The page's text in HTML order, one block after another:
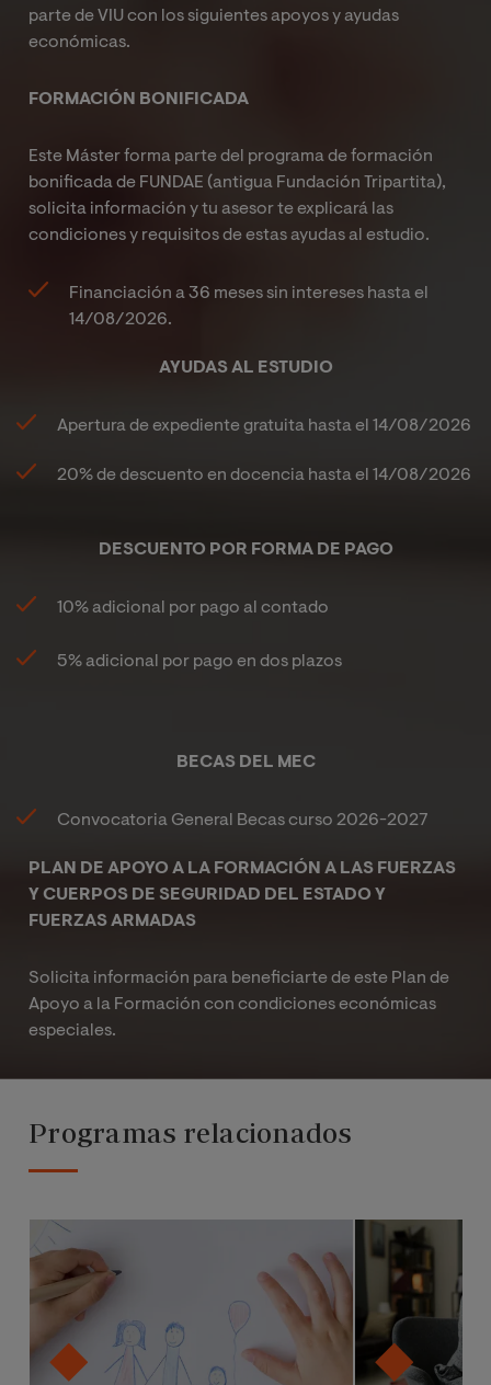
parte de VIU con los siguientes apoyos y ayudas
económicas.
FORMACIÓN BONIFICADA
Este Máster forma parte del programa de formación
bonificada de FUNDAE (antigua Fundación Tripartita),
solicita información y tu asesor te explicará las
condiciones y requisitos de estas ayudas al estudio.
Financiación a 36 meses sin intereses hasta el
14/08/2026.
AYUDAS AL ESTUDIO
Apertura de expediente gratuita hasta el 14/08/2026
20%de descuento en docencia hasta el 14/08/2026
DESCUENTO POR FORMA DE PAGO
10% adicional por pago al contado
5% adicional por pago en dos plazos
BECAS DEL MEC
Convocatoria General Becas curso 2026-2027
PLAN DE APOYO A LA FORMACIÓN A LAS FUERZAS
Y CUERPOS DE SEGURIDAD DEL ESTADO Y
FUERZAS ARMADAS
Solicita información para beneficiarte de este Plan de
Apoyo a la Formación con condiciones económicas
especiales.
Programas relacionados